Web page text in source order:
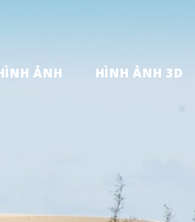
ẢNH HÌNH ẢNH 3D